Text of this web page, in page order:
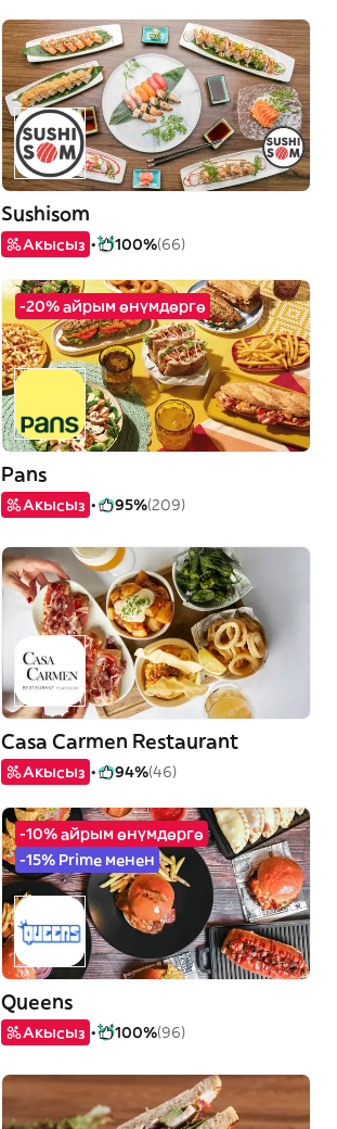
Sushisom
Акысыз 100%(66)
-20% айрым өнүмдөргө
Pans
Акысыз 95%(209)
Casa Carmen Restaurant
Акысыз 94%(46)
-10% айрым өнүмдөргө
-15% Prime менен
Queens
Акысыз 100%(96)